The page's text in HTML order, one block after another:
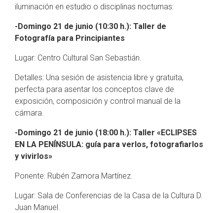
iluminación en estudio o disciplinas nocturnas:
-Domingo 21 de junio (10:30 h.): Taller de
Fotografía para Principiantes
Lugar: Centro Cultural San Sebastián.
Detalles: Una sesión de asistencia libre y gratuita,
perfecta para asentar los conceptos clave de
exposición, composición y control manual de la
cámara.
-Domingo 21 de junio (18:00 h.): Taller «ECLIPSES
EN LA PENÍNSULA: guía para verlos, fotografiarlos
y vivirlos»
Ponente: Rubén Zamora Martínez.
Lugar: Sala de Conferencias de la Casa de la Cultura D.
Juan Manuel.